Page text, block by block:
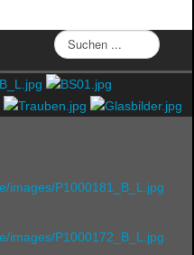
S
u
c
h
e
images/P1000181_B_L.jpg
images/P1000172_B_L.jpg